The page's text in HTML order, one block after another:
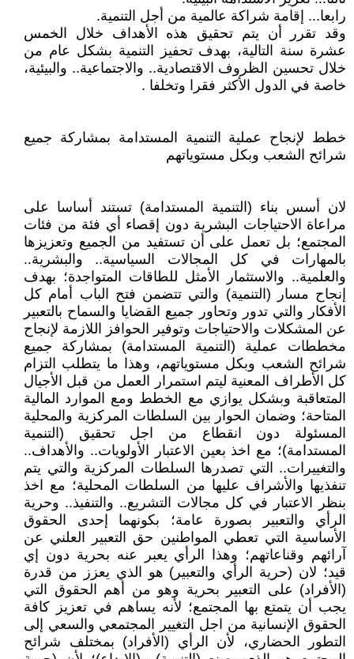
رابعا... إقامة شراكة عالمية من أجل التنمية.
وقد تقرر أن يتم تحقيق هذه الأهداف خلال الخمس
عشرة سنة التالية، بهدف تحفيز التنمية بشكل عام من
خلال تحسين الظروف الاقتصادية.. والاجتماعية.. والبيئية،
خاصة في الدول الأكثر فقرا وتخلفا .
خطط لإنجاح عملية التنمية المستدامة بمشاركة جميع
شرائح الشعب وبكل مستوياتهم
لان أسس بناء (التنمية المستدامة) تستند أساسا على
مراعاة الاحتياجات البشرية دون إقصاء أي فئة من فئات
المجتمع؛ بل تعمل على أن تستفيد من الجميع وتعزيزها
بالمهارات في كل المجالات السياسية.. والبشرية..
والعلمية.. والاستثمار الأمثل للطاقات المتواجدة؛ بهدف
إنجاح مسار (التنمية) والتي تتضمن فتح الباب أمام كل
الأفكار والتي تدور وتحاور جميع القضايا والسماح بالتعبير
عن المشكلات والاحتياجات وتوفير الحوافز اللازمة لإنجاح
مخططات عملية (التنمية المستدامة) بمشاركة جميع
شرائح الشعب وبكل مستوياتهم، وهذا ما يتطلب التزام
كل الأطراف المعنية ليتم استمرار العمل من قبل الأجيال
المتعاقبة وبشكل يوازي مع الخطط ومع الموارد المالية
المتاحة؛ وضمان الحوار بين السلطات المركزية والمحلية
المسئولة دون انقطاع من اجل تحقيق (التنمية
المستدامة)؛ مع اخذ بعين الاعتبار الأولويات.. والأهداف..
والتغييرات.. التي تصدرها السلطات المركزية والتي يتم
تنفذيها والأشراف عليها من السلطات المحلية؛ مع اخذ
بنظر الاعتبار في كل مجالات التشريع.. والتنفيذ.. وحرية
الرأي والتعبير بصورة عامة؛ بكونهما إحدى الحقوق
الأساسية التي تعطي المواطنين حق التعبير العلني عن
آرائهم وقناعاتهم؛ وهذا الرأي يعبر عنه بحرية دون إي
قيد؛ لان (حرية الرأي والتعبير) هو الذي يعزز من قدرة
(الأفراد) على التعبير بحرية وهو من أهم الحقوق التي
يجب أن يتمتع بها المجتمع؛ لأنه يساهم في تعزيز كافة
الحقوق الإنسانية من اجل التغيير المجتمعي والسعي إلى
التطور الحضاري، لأن الرأي (الأفراد) بمختلف شرائح